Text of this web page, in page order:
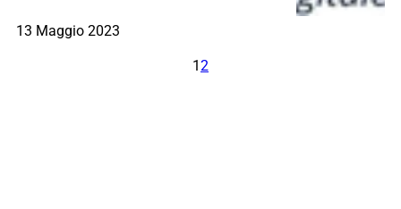
13 Maggio 2023
12